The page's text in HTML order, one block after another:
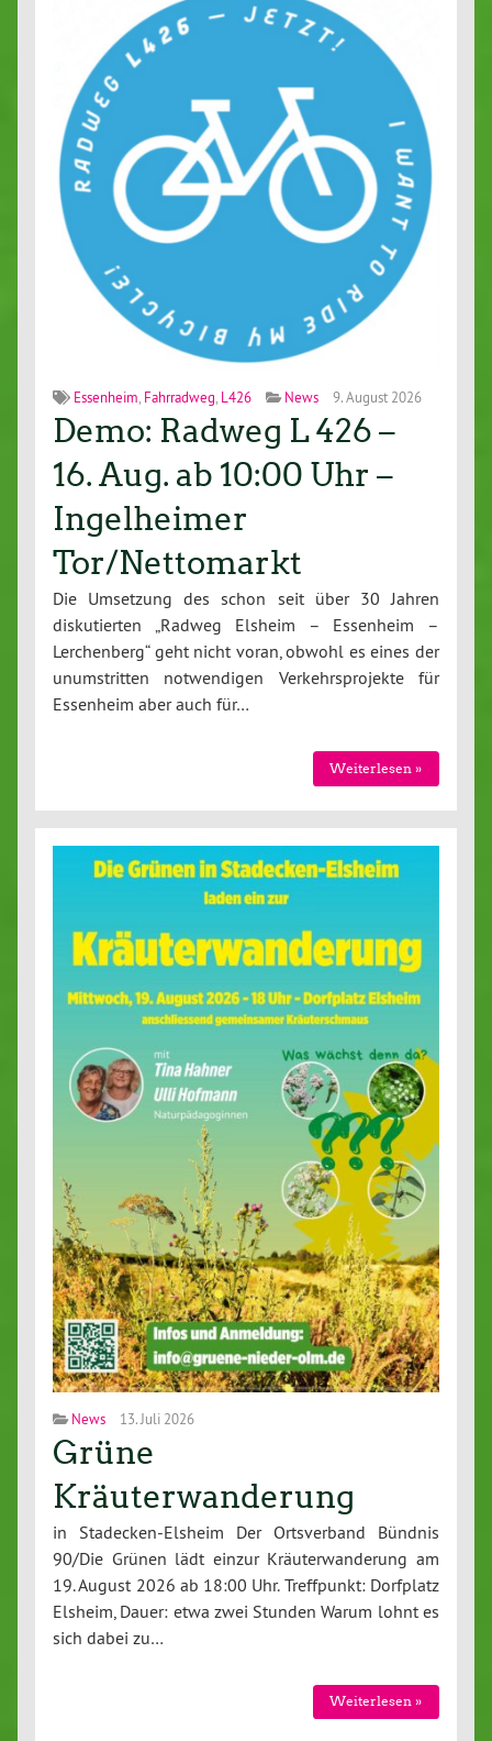
Essenheim Fahrradweg L426 News 9. August 2026
Demo: Radweg L 426 –
16. Aug. ab 10:00 Uhr –
Ingelheimer
Tor/Nettomarkt
Die Umsetzung des schon seit über 30 Jahren
diskutierten „Radweg Elsheim – Essenheim –
Lerchenberg“ geht nicht voran, obwohl es eines der
unumstritten notwendigen Verkehrsprojekte für
Essenheim aber auch für…
Weiterlesen »
News 13. Juli 2026
Grüne
Kräuterwanderung
in Stadecken-Elsheim Der Ortsverband Bündnis
90/Die Grünen lädt einzur Kräuterwanderung am
19. August 2026 ab 18:00 Uhr. Treffpunkt: Dorfplatz
Elsheim, Dauer: etwa zwei Stunden Warum lohnt es
sich dabei zu…
Weiterlesen »